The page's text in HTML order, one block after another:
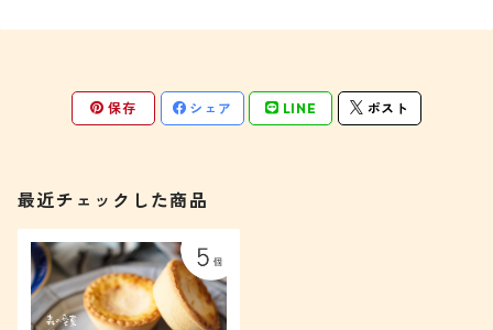
保存 シェア LINE ポスト
最近チェックした商品